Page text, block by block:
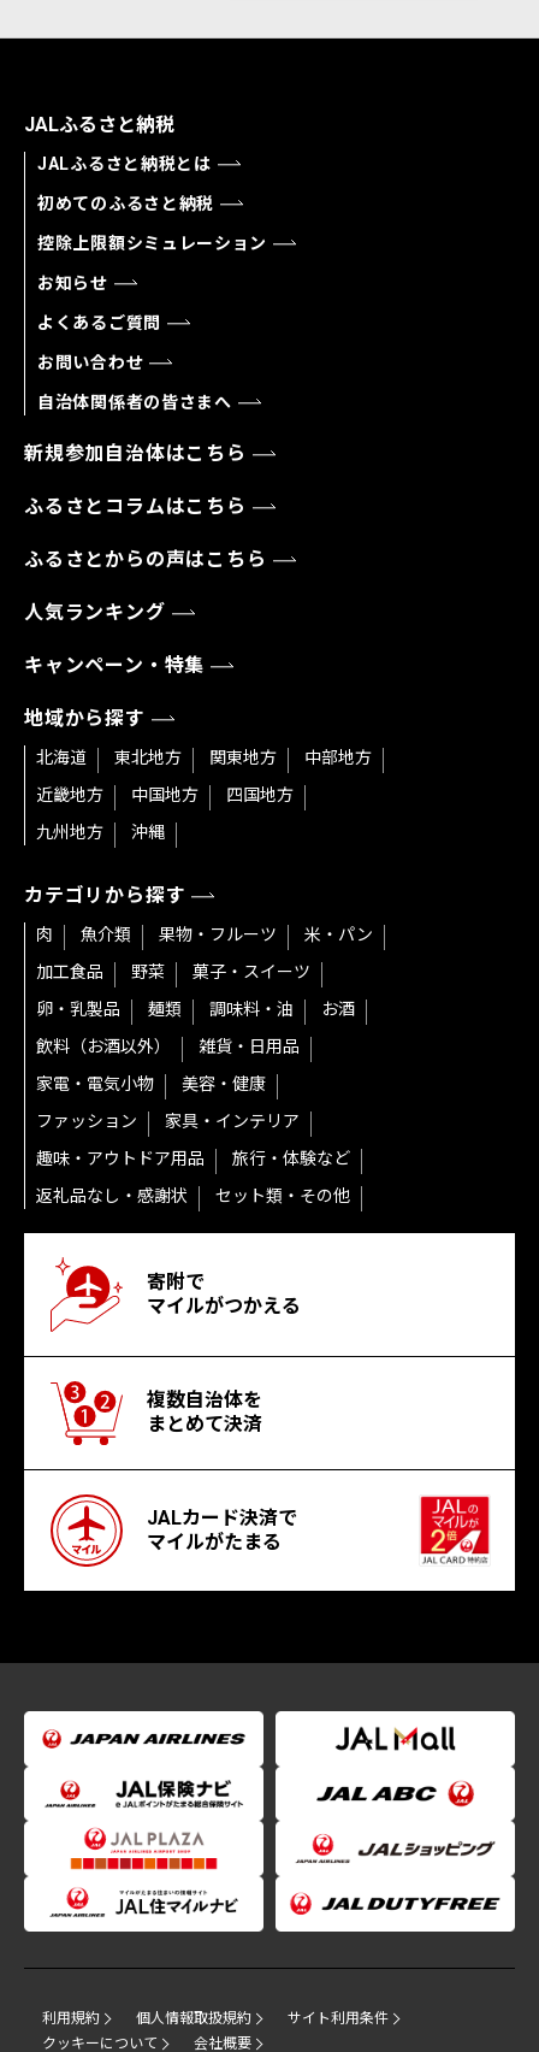
JALふるさと納税
JALふるさと納税とは
初めてのふるさと納税
控除上限額シミュレーション
お知らせ
よくあるご質問
お問い合わせ
自治体関係者の皆さまへ
新規参加自治体はこちら
ふるさとコラムはこちら
ふるさとからの声はこちら
人気ランキング
キャンペーン・特集
地域から探す
北海道 東北地方 関東地方
中部地方
近畿地方
中国地方
四国地方
九州地方
沖縄
カテゴリから探す
肉 魚介類 果物・フルーツ
米・パン
加工食品
野菜
菓子・スイーツ
卵・乳製品
麺類 調味料・油
お酒
飲料（お酒以外）
雑貨・日用品
家電・電気小物
美容・健康
ファッション
家具・インテリア
趣味・アウトドア用品
旅行・体験など
返礼品なし・感謝状
セット類・その他
寄附で
マイルがつかえる
複数自治体を
まとめて決済
JALカード決済で
マイルがたまる
利用規約 個人情報取扱規約
サイト利用条件
クッキーについて
会社概要